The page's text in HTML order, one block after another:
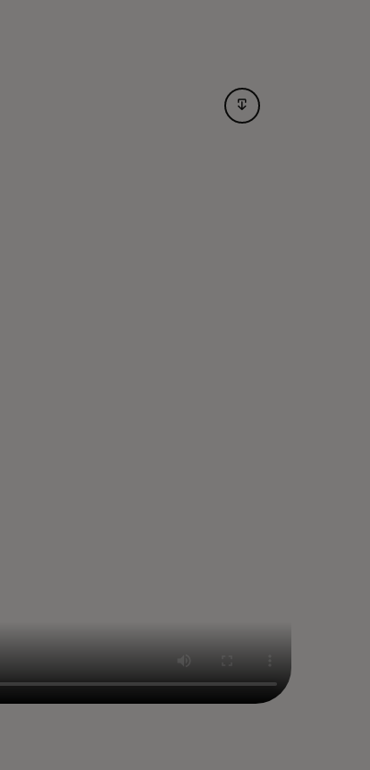
opens in a new tab